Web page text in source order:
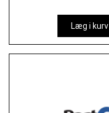
Læg i kurv